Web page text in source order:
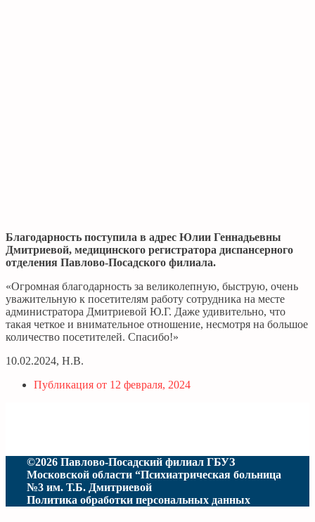
Благодарность поступила в адрес Юлии Геннадьевны
Дмитриевой, медицинского регистратора диспансерного
отделения Павлово-Посадского филиала.
«Огромная благодарность за великолепную, быструю, очень
уважительную к посетителям работу сотрудника на месте
администратора Дмитриевой Ю.Г. Даже удивительно, что
такая четкое и внимательное отношение, несмотря на большое
количество посетителей. Спасибо!»
10.02.2024, Н.В.
Публикация от 12 февраля, 2024
©2026 Павлово-Посадский филиал ГБУЗ
Московской области “Психиатрическая больница
№3 им. Т.Б. Дмитриевой
Политика обработки персональных данных